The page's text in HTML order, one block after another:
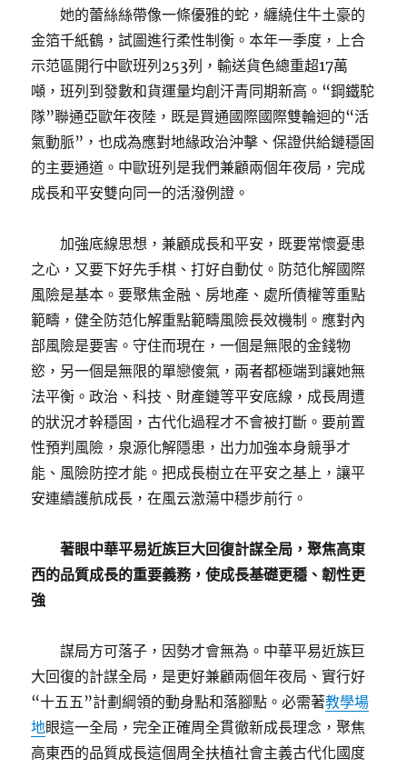
她的蕾絲絲帶像一條優雅的蛇，纏繞住牛土豪的
金箔千紙鶴，試圖進行柔性制衡。本年一季度，上合
示范區開行中歐班列253列，輸送貨色總重超17萬
噸，班列到發數和貨運量均創汗青同期新高。“鋼鐵駝
隊”聯通亞歐年夜陸，既是買通國際國際雙輪迴的“活
氣動脈”，也成為應對地緣政治沖擊、保證供給鏈穩固
的主要通道。中歐班列是我們兼顧兩個年夜局，完成
成長和平安雙向同一的活潑例證。
加強底線思想，兼顧成長和平安，既要常懷憂患
之心，又要下好先手棋、打好自動仗。防范化解國際
風險是基本。要聚焦金融、房地產、處所債權等重點
範疇，健全防范化解重點範疇風險長效機制。應對內
部風險是要害。守住而現在，一個是無限的金錢物
慾，另一個是無限的單戀傻氣，兩者都極端到讓她無
法平衡。政治、科技、財產鏈等平安底線，成長周遭
的狀況才幹穩固，古代化過程才不會被打斷。要前置
性預判風險，泉源化解隱患，出力加強本身競爭才
能、風險防控才能。把成長樹立在平安之基上，讓平
安連續護航成長，在風云激蕩中穩步前行。
著眼中華平易近族巨大回復計謀全局，聚焦高東
西的品質成長的重要義務，使成長基礎更穩、韌性更
強
謀局方可落子，因勢才會無為。中華平易近族巨
大回復的計謀全局，是更好兼顧兩個年夜局、實行好
“十五五”計劃綱領的動身點和落腳點。必需著教學場
地眼這一全局，完全正確周全貫徹新成長理念，聚焦
高東西的品質成長這個周全扶植社會主義古代化國度